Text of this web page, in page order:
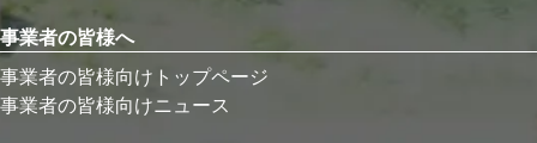
事業者の皆様へ
事業者の皆様向けトップページ
事業者の皆様向けニュース